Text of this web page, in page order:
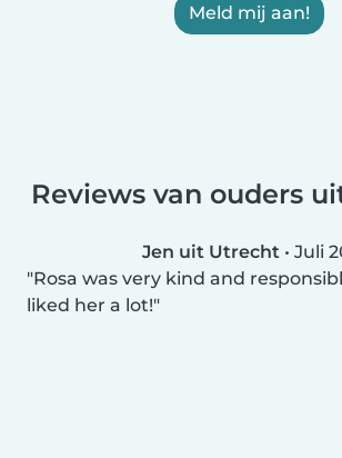
Meld mij aan!
Reviews van ouders
Jen uit Utrecht • Juli
Rosa was very kind and
liked her a lot!